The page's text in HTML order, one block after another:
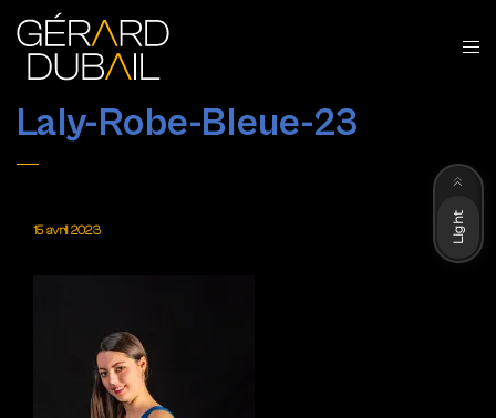
Laly-Robe-Bleue-23
15 avril 2023 Light
Dark